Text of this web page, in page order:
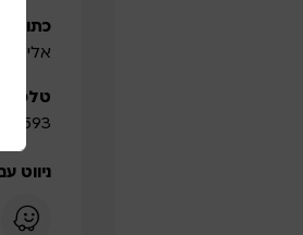
כתובת:
אלי
טלפון:
| 046949083
ניווט